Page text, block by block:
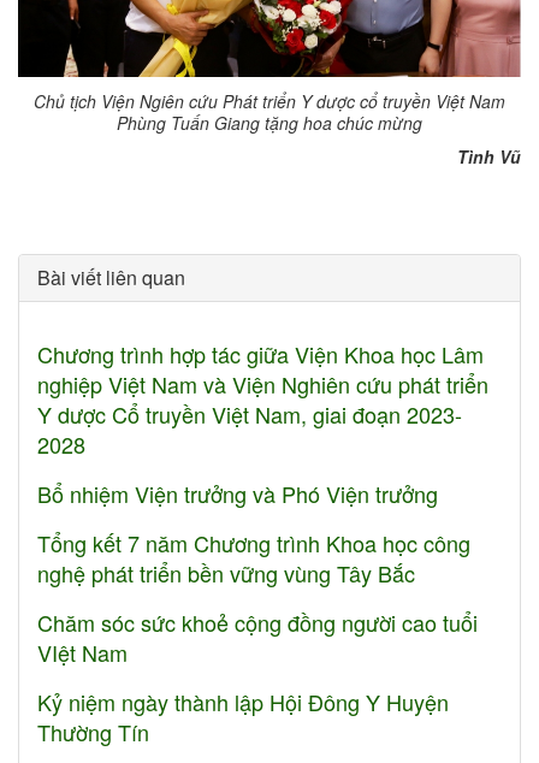
Chủ tịch Viện Ngiên cứu Phát triển Y dược cổ truyền Việt Nam
Phùng Tuấn Giang tặng hoa chúc mừng
Tình Vũ
Bài viết liên quan
Chương trình hợp tác giữa Viện Khoa học Lâm
nghiệp Việt Nam và Viện Nghiên cứu phát triển
Y dược Cổ truyền Việt Nam, giai đoạn 2023-
2028
Bổ nhiệm Viện trưởng và Phó Viện trưởng
Tổng kết 7 năm Chương trình Khoa học công
nghệ phát triển bền vững vùng Tây Bắc
Chăm sóc sức khoẻ cộng đồng người cao tuổi
VIệt Nam
Kỷ niệm ngày thành lập Hội Đông Y Huyện
Thường Tín